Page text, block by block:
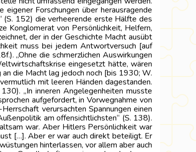
Forschungen über herausragende
(S. 152) die verheerende erste Hälfte des
Konglomerat von Persönlichkeit, Helfern,
der in der Geschichte Macht ausübt
muss bei jedem Antwortversuch [auf
„Ohne die schmerzlichen Auswirkungen
eingesetzt hätte, wären
die Macht lag jedoch noch [bis 1930; W.
mit leeren Händen dagestanden.
„In inneren Angelegenheiten musste
aufgefordert, in Vorwegnahme von
verursachten Spannungen einen
am offensichtlichsten“ (S. 138).
war. Aber Hitlers Persönlichkeit war
[…]. Aber er war auch direkt beteiligt. Er
hinterlassen, vor allem aber auch